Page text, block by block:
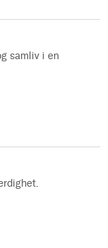
samliv i en